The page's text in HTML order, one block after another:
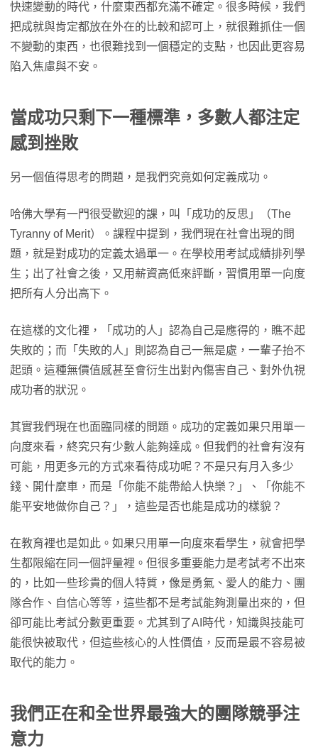
快速變動的時代，什麼東西都充滿不確定。很多時候，我們
把成就與肯定都放在外在的比較和認可上，就很難抓住一個
不變動的東西，也很難找到一個穩定的支點，也因此更容易
陷入焦慮與不安。
當成功只剩下一種標準，多數人都注定
感到挫敗
另一個值得思考的問題，是我們究竟如何定義成功。
哈佛大學有一門很受歡迎的課，叫「成功的反思」（The
Tyranny of Merit）。課程中提到，我們現在社會出現的問
題，就是對成功的定義太過單一。在學校用考試成績排列學
生；出了社會之後，又用薪資高低來評斷，習慣用單一向度
把所有人分出高下。
在這樣的文化裡，「成功的人」認為自己是應得的，瞧不起
失敗的；而「失敗的人」則認為自己一無是處，一輩子抬不
起頭。這種無價值感甚至會衍生出對內傷害自己、對外仇視
成功者的狀況。
其實我們現在也面臨同樣的問題。成功的定義如果只用單一
向度來看，終究只有少數人能夠達成。但我們的社會有沒有
可能，用更多元的方式來看待成功呢？不是只有月入多少
錢、開什麼車，而是「你能不能帶給人快樂？」、「你能不
能平安地做你自己？」，這些是否也能是成功的樣貌？
在教育裡也是如此。如果只用單一向度來看學生，就會把學
生都限縮在同一個評量裡。但很多重要能力是考試考不出來
的，比如一些珍貴的個人特質，像是勇氣、愛人的能力、團
隊合作、自信心等等，這些都不是考試能夠測量出來的，但
卻可能比考試分數更重要。尤其到了AI時代，知識與技能可
能很快被取代，但這些核心的人性價值，反而是最不容易被
取代的能力。
我們正在和全世界最強大的團隊競爭注
意力